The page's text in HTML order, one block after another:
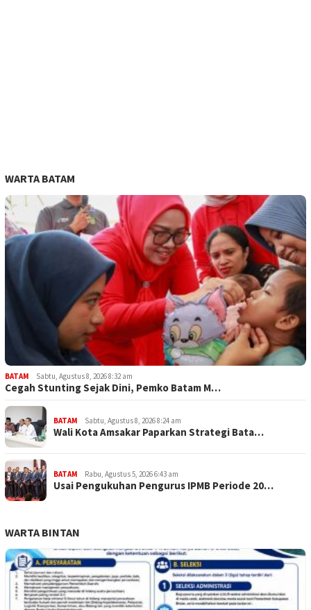
WARTA BATAM
BATAM Sabtu, Agustus 8, 2026 8:32 am
Cegah Stunting Sejak Dini, Pemko Batam M…
BATAM Sabtu, Agustus 8, 2026 8:24 am
Wali Kota Amsakar Paparkan Strategi Bata…
BATAM Rabu, Agustus 5, 2026 6:43 am
Usai Pengukuhan Pengurus IPMB Periode 20…
WARTA BINTAN